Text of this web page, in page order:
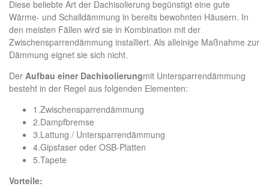
Diese beliebte Art der Dachisolierung begünstigt eine gute
Wärme- und Schalldämmung in bereits bewohnten Häusern. In
den meisten Fällen wird sie in Kombination mit der
Zwischensparrendämmung installiert. Als alleinige Maßnahme zur
Dämmung eignet sie sich nicht.
Der Aufbau einer Dachisolierungmit Untersparrendämmung
besteht in der Regel aus folgenden Elementen:
1.Zwischensparrendämmung
2.Dampfbremse
3.Lattung / Untersparrendämmung
4.Gipsfaser oder OSB-Platten
5.Tapete
Vorteile: